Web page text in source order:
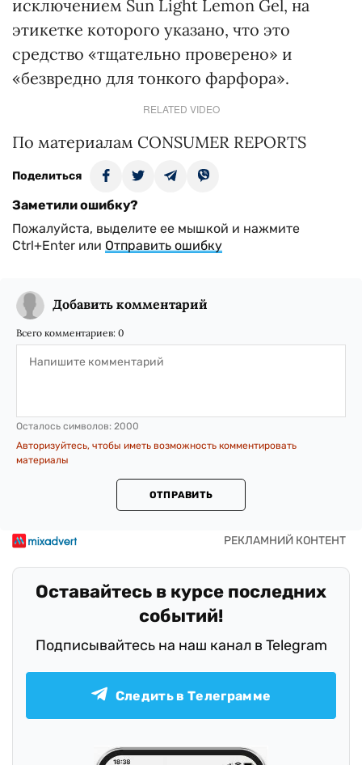
исключением Sun Light Lemon Gel, на
этикетке которого указано, что это
средство «тщательно проверено» и
«безвредно для тонкого фарфора».
RELATED VIDEO
По материалам CONSUMER REPORTS
Поделиться
Заметили ошибку?
Пожалуйста, выделите ее мышкой и нажмите
Ctrl+Enter или Отправить ошибку
Добавить комментарий
Всего комментариев: 0
Осталось символов: 2000
Авторизуйтесь, чтобы иметь возможность комментировать
материалы
ОТПРАВИТЬ
Оставайтесь в курсе последних
событий!
Подписывайтесь на наш канал в Telegram
Следить в Телеграмме